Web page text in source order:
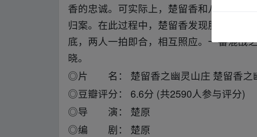
香的忠诚。可实际上，楚留香和八皇爷设
归案。在此过程中，楚留香发现胆小如鼠
底，两人一拍即合，相互照应。一番混战
晓。
◎片 名： 楚留香之幽灵山庄 楚留香之
◎豆瓣评分： 6.6分 (共2590人参与评分)
◎导 演： 楚原
◎编 剧： 楚原